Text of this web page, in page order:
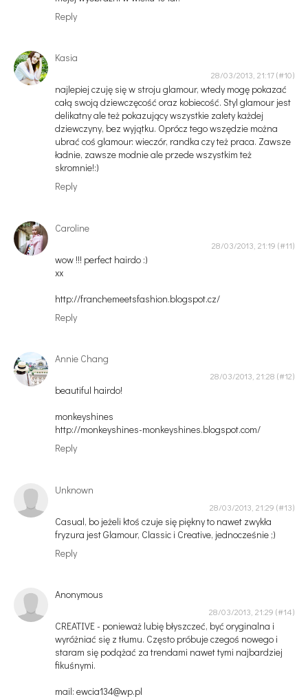
Reply
Kasia
28/03/2013, 21:17
najlepiej czuję się w stroju glamour, wtedy mogę pokazać
całą swoją dziewczęcość oraz kobiecość. Styl glamour jest
delikatny ale też pokazujący wszystkie zalety każdej
dziewczyny, bez wyjątku. Oprócz tego wszędzie można
ubrać coś glamour: wieczór, randka czy też praca. Zawsze
ładnie, zawsze modnie ale przede wszystkim też
skromnie!:)
Reply
Caroline
28/03/2013, 21:19
wow !!! perfect hairdo :)
xx
http://franchemeetsfashion.blogspot.cz/
Reply
Annie Chang
28/03/2013, 21:28
beautiful hairdo!
monkeyshines
http://monkeyshines-monkeyshines.blogspot.com/
Reply
Unknown
28/03/2013, 21:29
Casual, bo jeżeli ktoś czuje się piękny to nawet zwykła
fryzura jest Glamour, Classic i Creative, jednocześnie ;)
Reply
Anonymous
28/03/2013, 21:29
CREATIVE - ponieważ lubię błyszczeć, być oryginalna i
wyróżniać się z tłumu. Często próbuje czegoś nowego i
staram się podążać za trendami nawet tymi najbardziej
fikuśnymi.
mail: ewcia134@wp.pl